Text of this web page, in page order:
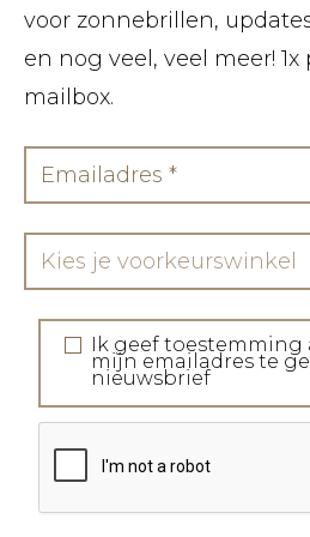
voor zonnebrillen,
en nog veel, veel meer!
mailbox.
Kies je voorkeurswinkel
Ik geef toestemming
mijn emailadres te
nieuwsbrief